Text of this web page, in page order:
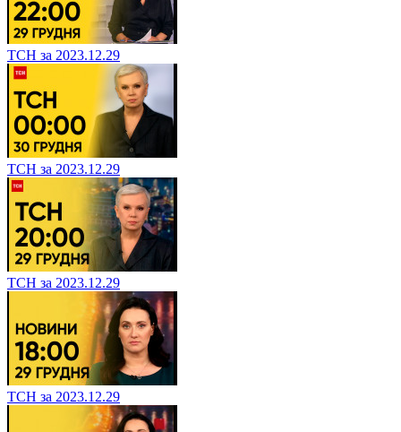
ТСН за 2023.12.29
ТСН за 2023.12.29
ТСН за 2023.12.29
ТСН за 2023.12.29